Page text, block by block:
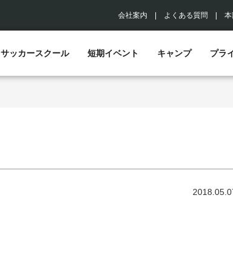
会社案内 よくある質問
サッカースクール 短期イベント キャンプ プラ